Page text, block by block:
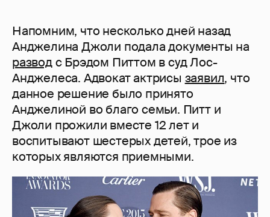
Напомним, что несколько дней назад
Анджелина Джоли подала документы на
разводс Брэдом Питтом в суд Лос-
Анджелеса. Адвокат актрисы заявил, что
данное решение было принято
Анджелиной во благо семьи. Питт и
Джоли прожили вместе 12 лет и
воспитывают шестерых детей, трое из
которых являются приемными.